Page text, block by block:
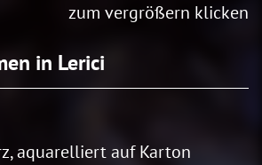
zum vergrößern klicken
in Lerici
aquarelliert auf Karton